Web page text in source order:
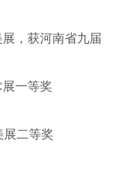
展，获河南省九届
学术展一等奖
展美展二等奖